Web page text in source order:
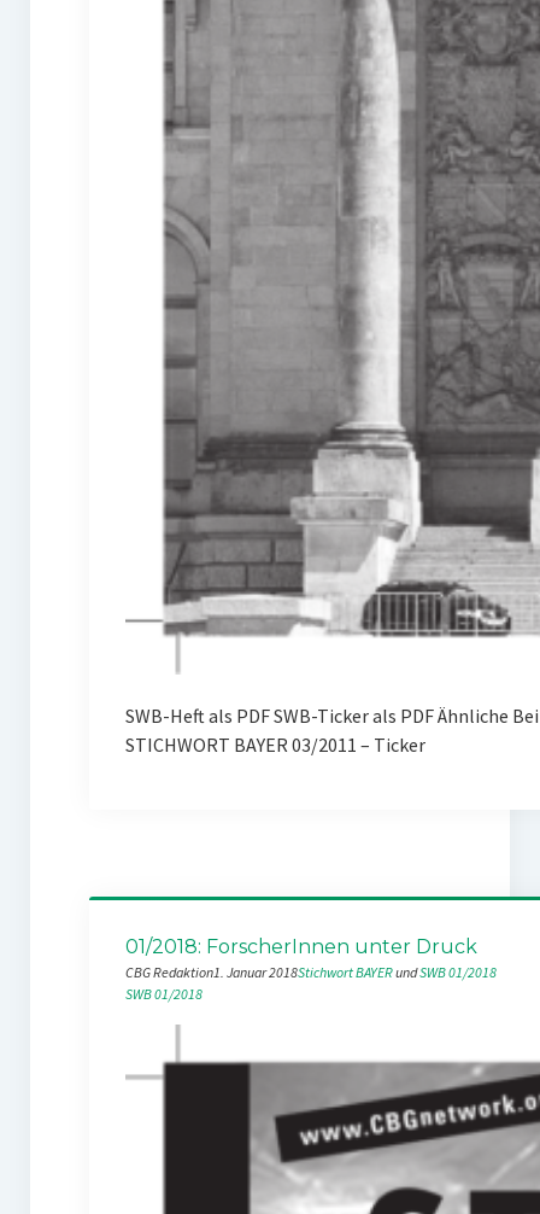
SWB-Heft als PDF SWB-Ticker als PDF Ähnliche
STICHWORT BAYER 03/2011 – Ticker
01/2018: ForscherInnen unter Druck
CBG Redaktion1. Januar 2018Stichwort BAYER und SWB 01/2018
SWB 01/2018